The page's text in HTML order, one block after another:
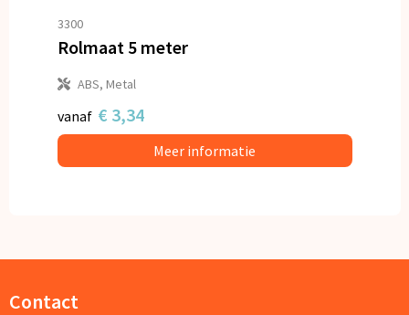
3300
Rolmaat 5 meter
ABS, Metal
vanaf € 3,34
Meer informatie
Contact